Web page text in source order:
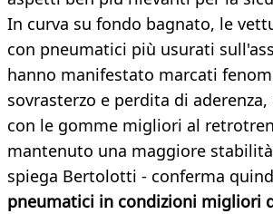
In curva su fondo bagnato, le
con pneumatici più usurati
hanno manifestato marcati
sovrasterzo e perdita di
con le gomme migliori al
mantenuto una maggiore
spiega Bertolotti - conferma
pneumatici in condizioni migliori